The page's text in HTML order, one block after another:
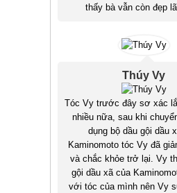
thấy bà vẫn còn đẹp
Thúy Vy
Tóc Vy trước đây sơ xác
nhiều nữa, sau khi
dụng bộ dầu gội dầu
Kaminomoto tóc Vy đã
và chắc khỏe trở lại. Vy
gội dầu xã của
với tóc của mình nên Vy